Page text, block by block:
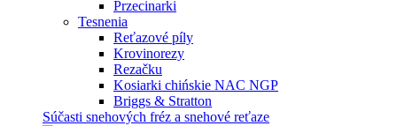
Przecinarki
Tesnenia
Reťazové píly
Krovinorezy
Rezačku
Kosiarki chińskie NAC NGP
Briggs & Stratton
Súčasti snehových fréz a snehové reťaze